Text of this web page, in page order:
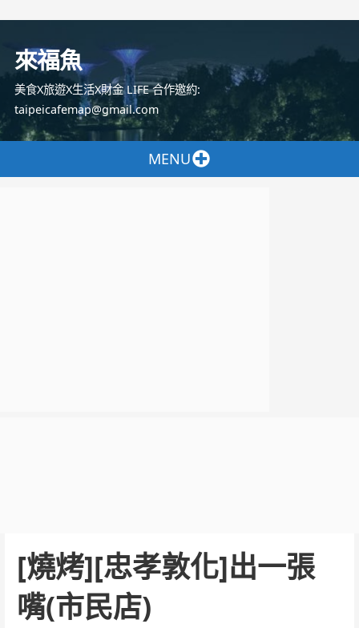
容
來福魚
美食X旅遊X生活X財金 LIFE 合作邀約:
taipeicafemap@gmail.com
MENU
[燒烤][忠孝敦化]出一張
嘴(市民店)